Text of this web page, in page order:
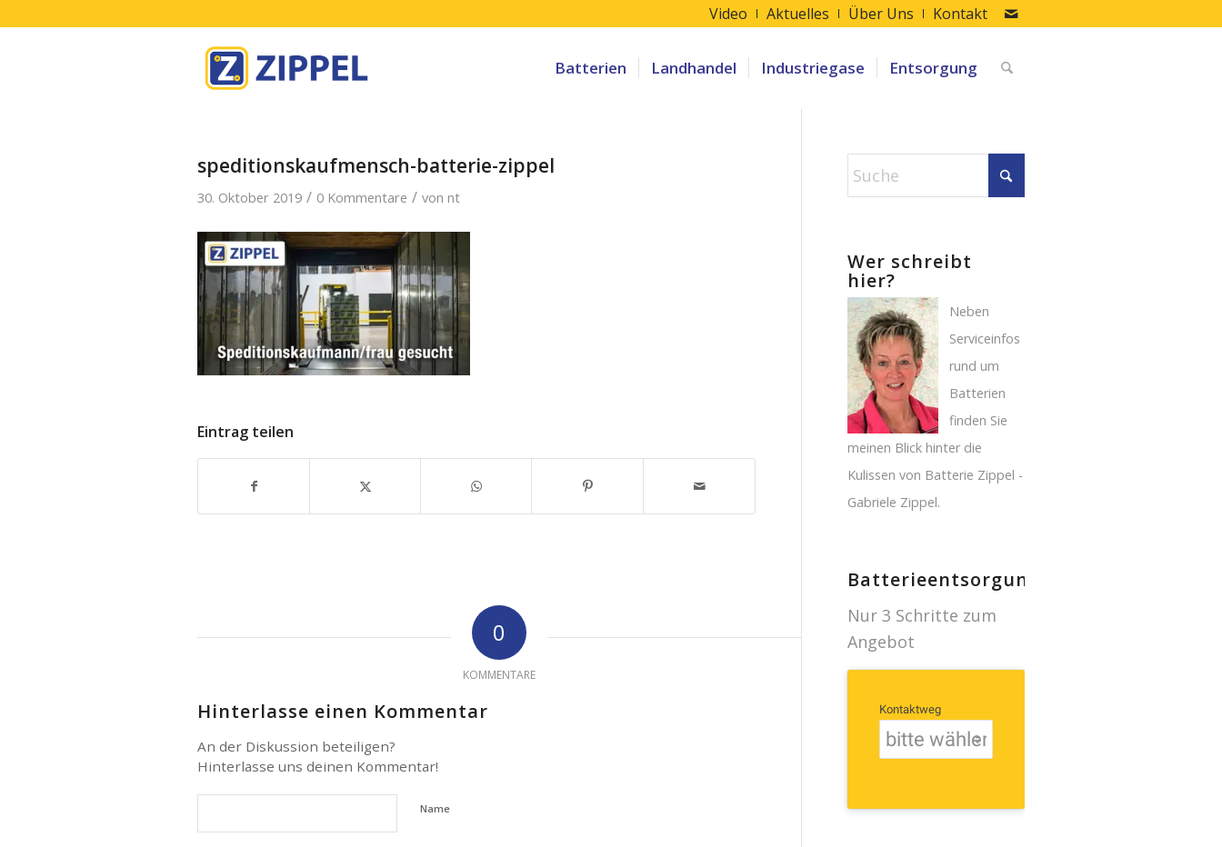
Video Aktuelles Über Uns Kontakt
Batterien Landhandel Industriegase Entsorgung
speditionskaufmensch-batterie-zippel
30. Oktober 2019 / 0 Kommentare / von nt
Eintrag teilen
0
KOMMENTARE
Hinterlasse einen Kommentar
An der Diskussion beteiligen?
Hinterlasse uns deinen Kommentar!
Name
Wer schreibt
hier?
Neben
Serviceinfos
rund um
Batterien
finden Sie
meinen Blick hinter die
Kulissen von Batterie Zippel -
Gabriele Zippel.
Batterieentsorgung
Nur 3 Schritte zum
Angebot
Kontaktweg